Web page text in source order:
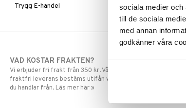
sociala medier och
till de sociala
med annan
godkänner våra
Trygg E-handel
VAD KOSTAR FRAKTEN?
Vi erbjuder fri frakt från 350 kr. Vår gräns för
fraktfri leverans bestäms utifån vilken avdelning
du handlar från. Läs mer här »